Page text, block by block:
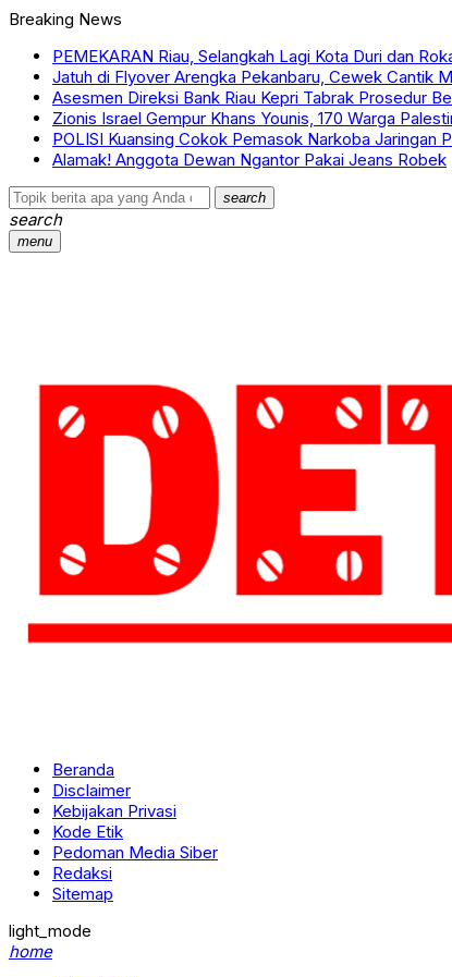
Breaking News
PEMEKARAN Riau, Selangkah Lagi Kota Duri dan
Jatuh di Flyover Arengka Pekanbaru, Cewek Cantik
Asesmen Direksi Bank Riau Kepri Tabrak Prosedur
Zionis Israel Gempur Khans Younis, 170 Warga
POLISI Kuansing Cokok Pemasok Narkoba Jaringan
Alamak! Anggota Dewan Ngantor Pakai Jeans Robek
search
search
menu
Beranda
Disclaimer
Kebijakan Privasi
Kode Etik
Pedoman Media Siber
Redaksi
Sitemap
light_mode
home